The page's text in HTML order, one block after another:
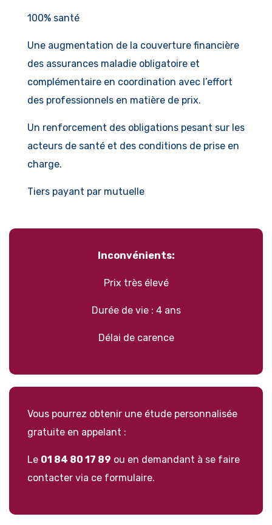
100% santé
Une augmentation de la couverture financière
des assurances maladie obligatoire et
complémentaire en coordination avec l’effort
des professionnels en matière de prix.
Un renforcement des obligations pesant sur les
acteurs de santé et des conditions de prise en
charge.
Tiers payant par mutuelle
Inconvénients:
Prix très élevé
Durée de vie : 4 ans
Délai de carence
Vous pourrez obtenir une étude personnalisée
gratuite en appelant :
Le 01 84 80 17 89 ou en demandant à se faire
contacter via ce formulaire.